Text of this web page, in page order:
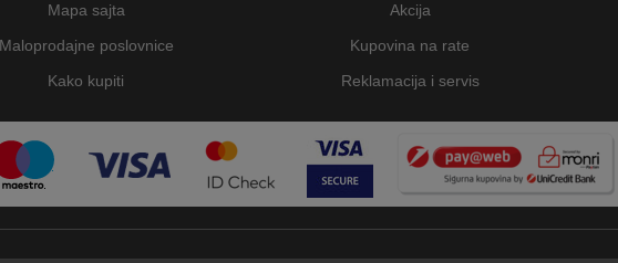
Mapa sajta
Maloprodajne poslovnice
Kako kupiti
Akcija
Kupovina na rate
Reklamacija i servis